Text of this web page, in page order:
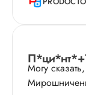
которые у
точно по
времени
никуда не
встречи. Я
чтобы
Могу